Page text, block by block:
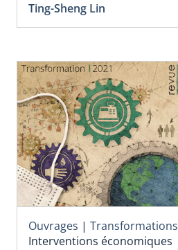
Ting-Sheng Lin
Ouvrages | Transformations
Interventions économiques